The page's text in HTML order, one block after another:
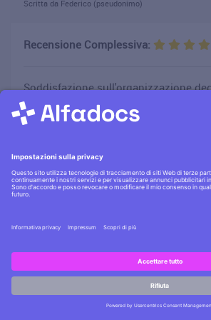
Scritta da Federico (pseudonimo)
Recensione Complessiva:
Soddisfazione sull'organizzazione
Livello di soddisfazione riguardo alla
Voto all'atteggiamento del nostro
confronti:
Soddisfazione complessiva del
Ritornerebbe nello studio per un
Si